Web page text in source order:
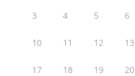
3 4 5 6
10 11 12 13
17 18 19 20